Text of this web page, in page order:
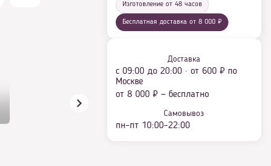
Изготовление от 48 часов
Бесплатная доставка от 8 000 ₽
Доставка
с 09:00 до 20:00 · от 600 ₽ по
Москве
от 8 000 ₽ — бесплатно
Самовывоз
пн–пт 10:00–22:00